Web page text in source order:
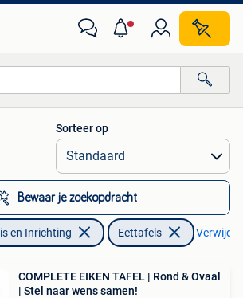
Alle afstanden…
Sorteer op
Bewaar je zoekopdracht
en Inrichting Eettafels
COMPLETE EIKEN TAFEL | Rond & Ovaal
| Stel naar wens samen!